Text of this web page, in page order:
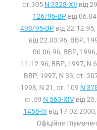
ст.305 N 3328-XII від
126/95-ВР від
498/95-ВР від
від 22.03.96, ВВР,
06.06.96, ВВР,
11.12.96, ВВР, 1997, N
ВВР, 1997, N 33, ст.
1998, N 21, ст. 109 N
ст.59 N 563-XIV від
1458-III від
Офіційне